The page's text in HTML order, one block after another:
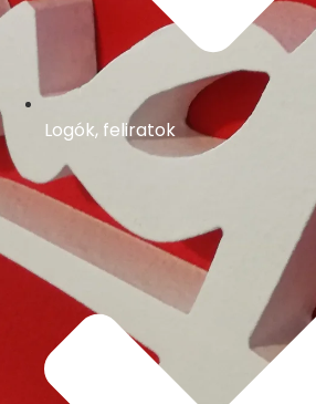
Logók, feliratok